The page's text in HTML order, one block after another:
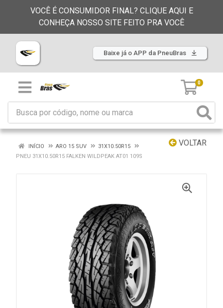
VOCÊ É CONSUMIDOR FINAL? CLIQUE AQUI E
CONHEÇA NOSSO SITE FEITO PRA VOCÊ
Baixe já o APP da PneuBras
0
VOLTAR
INÍCIO ARO 15 SUV
31X10.50R15
PNEU 31X10.50R15 FALKEN WILDPEAK AT01 109S